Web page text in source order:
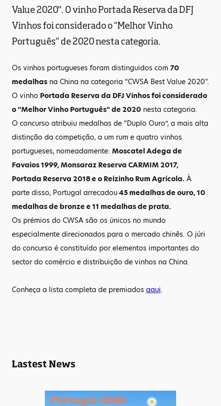
Value 2020". O vinho Portada Reserva da DFJ
Vinhos foi considerado o “Melhor Vinho
Português” de 2020 nesta categoria.
Os vinhos portugueses foram distinguidos com 70
medalhas na China na categoria “CWSA Best Value 2020".
O vinho Portada Reserva da DFJ Vinhos foi considerado
o “Melhor Vinho Português” de 2020 nesta categoria.
O concurso atribuiu medalhas de “Duplo Ouro”, a mais alta
distinção da competição, a um rum e quatro vinhos
portugueses, nomeadamente: Moscatel Adega de
Favaios 1999, Monsaraz Reserva CARMIM 2017,
Portada Reserva 2018 e o Reizinho Rum Agrícola. À
parte disso, Portugal arrecadou45 medalhas de ouro, 10
medalhas de bronze e 11 medalhas de prata.
Os prémios do CWSA são os únicos no mundo
especialmente direcionados para o mercado chinês. O júri
do concurso é constituído por elementos importantes do
sector do comércio e distribuição de vinhos na China.
Conheça a lista completa de premiados aqui.
Lastest News